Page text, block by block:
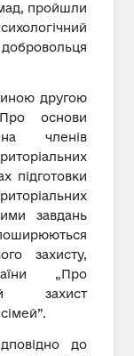
пройшли
другою
основи
на членів
підготовки
завдань
захисту,
„Про
захист
до